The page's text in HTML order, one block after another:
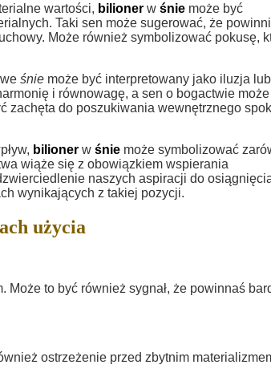
wartości, bilioner w śnie może być
Taki sen może sugerować, że
Może również symbolizować pokusę,
we śnie może być interpretowany jako iluzja lub
i równowagę, a sen o bogactwie
zachęta do poszukiwania wewnętrznego
bilioner w śnie może symbolizować
wiąże się z obowiązkiem wspierania
naszych aspiracji do
wynikających z takiej pozycji.
użycia
Może to być również sygnał, że powinnaś
ostrzeżenie przed zbytnim